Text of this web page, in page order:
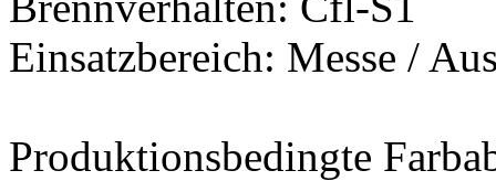
Einsatzbereich: Messe /
Produktionsbedingte